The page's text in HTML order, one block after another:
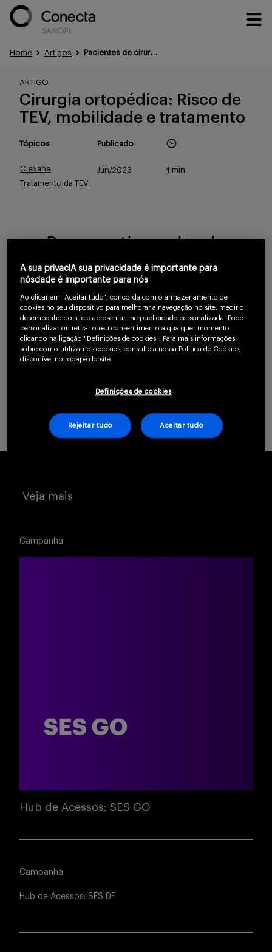
Eventos
Treinamentos
Portfólio
Sobre
Cadastrar
Home Artigos Pacientes de cirurgia ortopédica em risco de TEV: Mobilidade e tratamento
ARTIGO
Cirurgia ortopédica: Risco de
TEV, mobilidade e tratamento
Tópicos
Clexane
Tratamento da TEV
Publicado
Jun/2023 4 min
Para continuar lendo
confirme que você é
um profissional da
saúde.
CLIQUE AQUI PARA SE CADASTRAR
Veja mais
Campanha
Hub de Acessos: SES GO
Campanha
Hub de Acessos: SES DF
A sua privaciA sua privacidade é importante para
nósdade é importante para nós
Ao clicar em "Aceitar tudo", concorda com o armazenamento de
cookies no seu dispositivo para melhorar a navegação no site, medir o
desempenho do site e apresentar-lhe publicidade personalizada. Pode
personalizar ou retirar o seu consentimento a qualquer momento
clicando na ligação "Definições de cookies". Para mais informações
sobre como utilizamos cookies, consulte a nossa Política de Cookies,
disponível no rodapé do site.
Definições de cookies
Rejeitar tudo Aceitar tudo